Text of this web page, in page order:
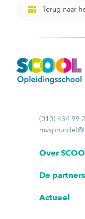
Terug naar
(010) 434 99
Over
De partners
Actueel